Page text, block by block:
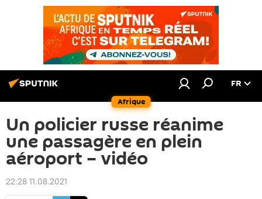
Afrique
FR
Un policier russe réanime
une passagère en plein
aéroport – vidéo
22:28 11.08.2021